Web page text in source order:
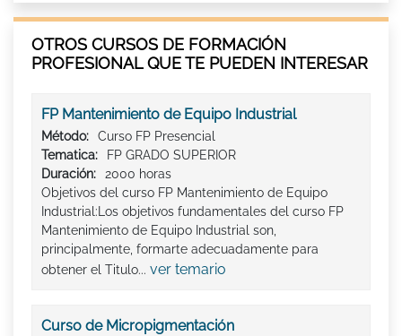
OTROS CURSOS DE FORMACIÓN
PROFESIONAL QUE TE PUEDEN INTERESAR
FP Mantenimiento de Equipo Industrial
Método:
Curso FP Presencial
Tematica:
FP GRADO SUPERIOR
Duración:
2000 horas
Objetivos del curso FP Mantenimiento de Equipo
Industrial:Los objetivos fundamentales del curso FP
Mantenimiento de Equipo Industrial son,
principalmente, formarte adecuadamente para
obtener el Titulo... ver temario
Curso de Micropigmentación